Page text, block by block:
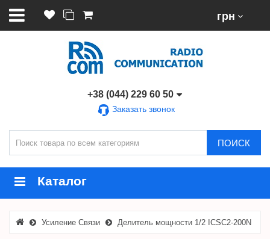
грн
+38 (044) 229 60 50
Заказать звонок
ПОИСК
Каталог
Усиление Связи Делитель мощности 1/2 ICSC2-200N